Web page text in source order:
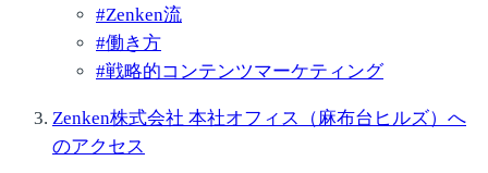
#Zenken流
#働き方
#戦略的コンテンツマーケティング
Zenken株式会社 本社オフィス（麻布台ヒルズ）へ
のアクセス